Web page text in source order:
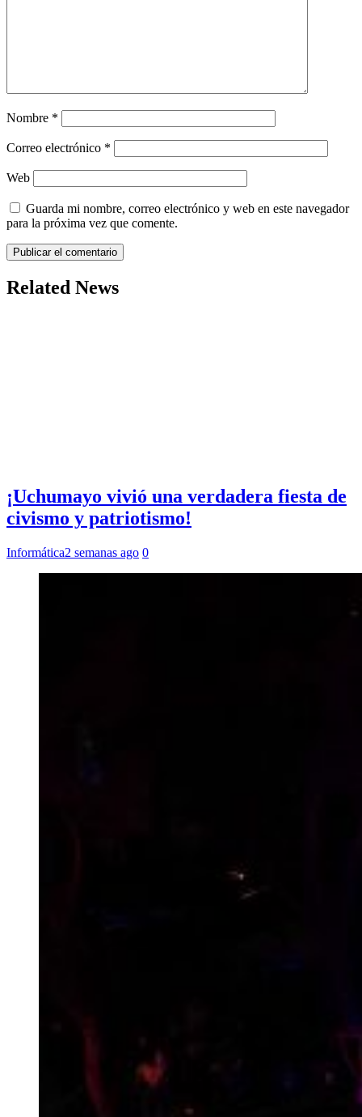
Nombre *
Correo electrónico *
Web
Guarda mi nombre, correo electrónico y web en este navegador
para la próxima vez que comente.
Related News
¡Uchumayo vivió una verdadera fiesta de
civismo y patriotismo!
Informática2 semanas ago 0